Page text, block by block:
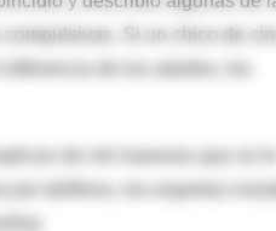
Si un chico de
de los adultos, los
por teléfono, los expertos